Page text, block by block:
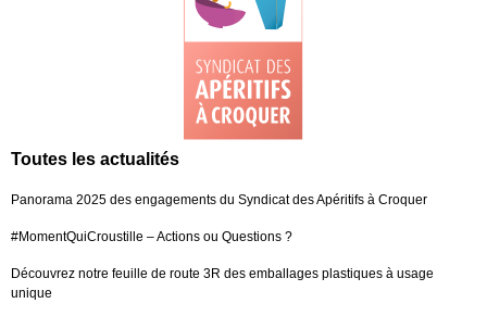
Toutes les actualités
Panorama 2025 des engagements du Syndicat des Apéritifs à Croquer
#MomentQuiCroustille – Actions ou Questions ?
Découvrez notre feuille de route 3R des emballages plastiques à usage
unique